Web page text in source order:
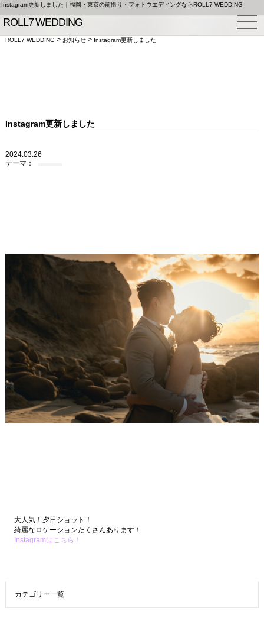
Instagram更新しました｜福岡・東京の前撮り・フォトウエディングならROLL7 WEDDING
ROLL7 WEDDING > お知らせ> Instagram更新しました
Instagram更新しました
2024.03.26
テーマ：
大人気！夕日ショット！
綺麗なロケーションたくさんあります！
Instagramはこちら！
カテゴリー一覧